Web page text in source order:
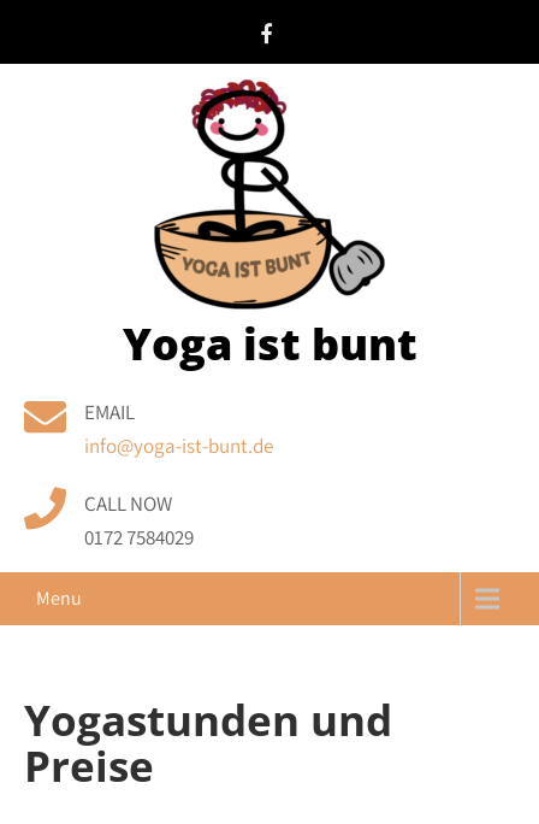
Yoga ist bunt
EMAIL
info@yoga-ist-bunt.de
CALL NOW
0172 7584029
Menu
Yogastunden und
Preise